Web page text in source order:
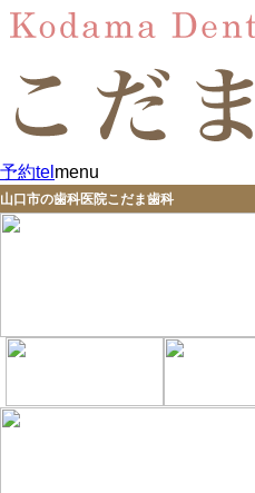
予約tel menu
山口市の歯科医院こだま歯科